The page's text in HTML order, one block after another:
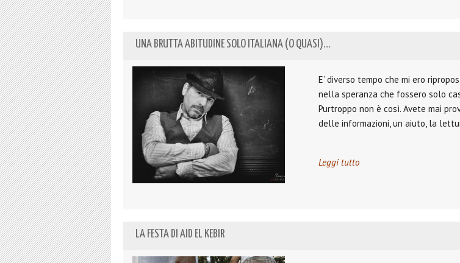
UNA BRUTTA ABITUDINE SOLO ITALIANA (O QUASI)…
E’ diverso tempo che mi ero
nella speranza che fossero solo
Purtroppo non è così. Avete mai
delle informazioni, un aiuto, la
Leggi tutto
LA FESTA DI AID EL KEBIR